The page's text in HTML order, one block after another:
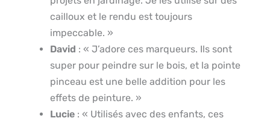
cailloux et le rendu est toujours
impeccable. »
David : « J’adore ces marqueurs. Ils sont
super pour peindre sur le bois, et la pointe
pinceau est une belle addition pour les
effets de peinture. »
Lucie : « Utilisés avec des enfants, ces